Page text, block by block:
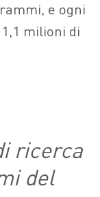
e ogni
milioni di
ricerca
del